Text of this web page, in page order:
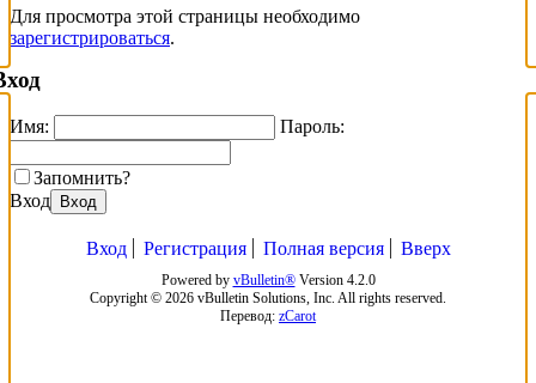
Для просмотра этой страницы необходимо
зарегистрироваться.
Имя: Пароль:
Запомнить?
Вход
Вход
Вход Регистрация Полная версия Вверх
Powered by vBulletin®Version 4.2.0
Copyright © 2026 vBulletin Solutions, Inc. All rights reserved.
Перевод: zCarot